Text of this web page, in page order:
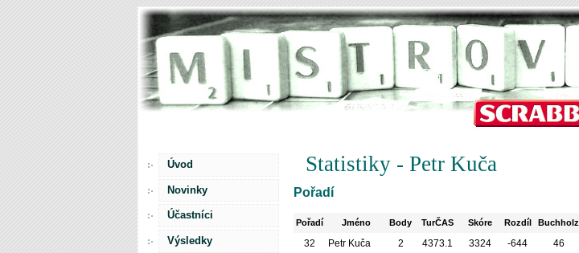
Úvod
Novinky
Účastníci
Výsledky
Statistiky - Petr Kuča
Pořadí
Pořadí Jméno Body TurČAS Skóre Rozdíl Buchholz
32 Petr Kuča 2 4373.1 3324 -644 46